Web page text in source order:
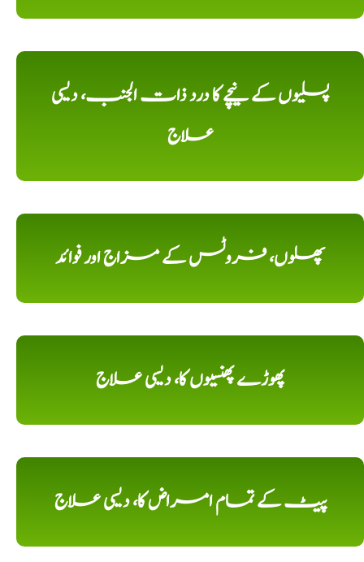
پسلیوں کے نیچے کا درد ذات الجنب، دیسی
علاج
پھلوں، فروٹس کے مزاج اور فوائد
پھوڑے پھنسیوں کا، دیسی علاج
پیٹ کے تمام امراض کا، دیسی علاج